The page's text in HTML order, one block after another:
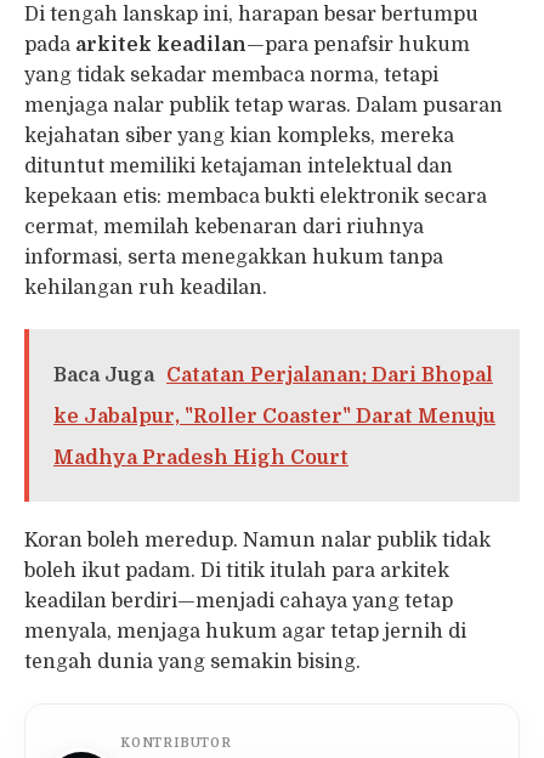
Di tengah lanskap ini, harapan besar bertumpu
pada arkitek keadilan—para penafsir hukum
yang tidak sekadar membaca norma, tetapi
menjaga nalar publik tetap waras. Dalam pusaran
kejahatan siber yang kian kompleks, mereka
dituntut memiliki ketajaman intelektual dan
kepekaan etis: membaca bukti elektronik secara
cermat, memilah kebenaran dari riuhnya
informasi, serta menegakkan hukum tanpa
kehilangan ruh keadilan.
Baca Juga
Catatan Perjalanan: Dari Bhopal
ke Jabalpur, "Roller Coaster" Darat Menuju
Madhya Pradesh High Court
Koran boleh meredup. Namun nalar publik tidak
boleh ikut padam. Di titik itulah para arkitek
keadilan berdiri—menjadi cahaya yang tetap
menyala, menjaga hukum agar tetap jernih di
tengah dunia yang semakin bising.
KONTRIBUTOR